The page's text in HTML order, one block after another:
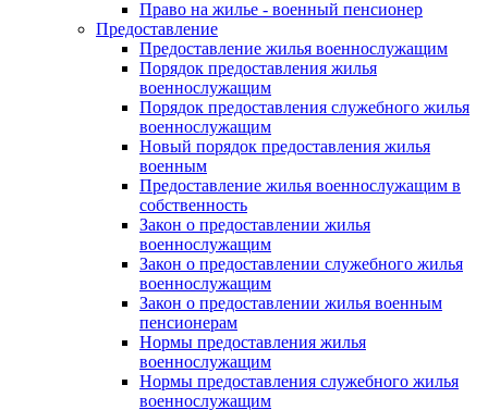
Право на жилье - военный пенсионер
Предоставление
Предоставление жилья военнослужащим
Порядок предоставления жилья
военнослужащим
Порядок предоставления служебного жилья
военнослужащим
Новый порядок предоставления жилья
военным
Предоставление жилья военнослужащим в
собственность
Закон о предоставлении жилья
военнослужащим
Закон о предоставлении служебного жилья
военнослужащим
Закон о предоставлении жилья военным
пенсионерам
Нормы предоставления жилья
военнослужащим
Нормы предоставления служебного жилья
военнослужащим